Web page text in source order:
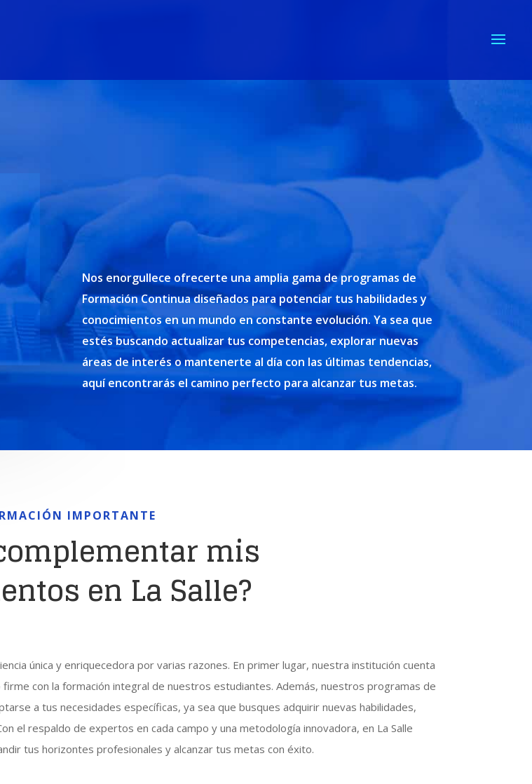
Nos enorgullece ofrecerte una amplia gama de programas de
Formación Continua diseñados para potenciar tus habilidades y
conocimientos en un mundo en constante evolución. Ya sea que
estés buscando actualizar tus competencias, explorar nuevas
áreas de interés o mantenerte al día con las últimas tendencias,
aquí encontrarás el camino perfecto para alcanzar tus metas.
IMPORTANTE
mis
en La Salle?
única y enriquecedora por varias razones. En primer lugar, nuestra institución cuenta
con la formación integral de nuestros estudiantes. Además, nuestros programas de
a tus necesidades específicas, ya sea que busques adquirir nuevas habilidades,
el respaldo de expertos en cada campo y una metodología innovadora, en La Salle
tus horizontes profesionales y alcanzar tus metas con éxito.